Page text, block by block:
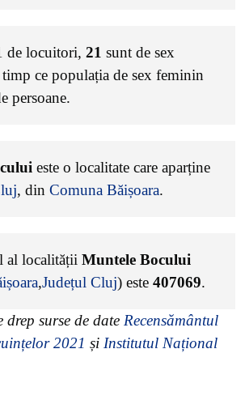
de locuitori, 21 sunt de sex
ce populația de sex feminin
persoane.
este o localitate care aparține
, din Comuna Băișoara.
al localității Muntele Bocului
,Județul Cluj) este 407069.
surse de date Recensământul
2021 și Institutul Național